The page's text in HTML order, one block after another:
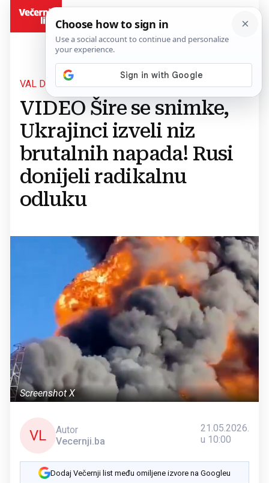
VAL DRONOVA
VIDEO Šire se snimke,
Ukrajinci izveli niz
brutalnih napada! Rusi
donijeli radikalnu
odluku
Screenshot X
VL
Autor
Vecernji.ba
21.05.2026.
u 10:00
Dodaj Večernji list među omiljene izvore na Googleu